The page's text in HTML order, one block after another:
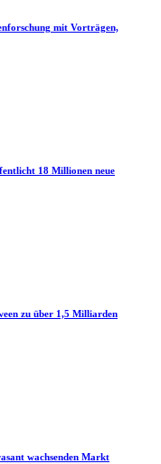
mit Vorträgen,
18 Millionen neue
zu über 1,5 Milliarden
wachsenden Markt